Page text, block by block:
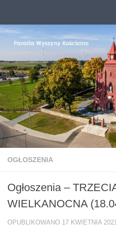
OGŁOSZENIA
Ogłoszenia –
WIELKANOCNA
OPUBLIKOWANO 17 KWIETNIA 2021